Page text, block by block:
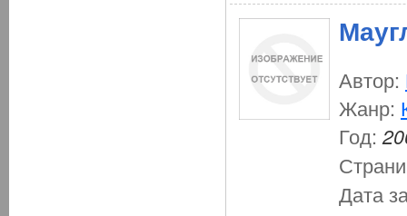
Автор:
Жанр:
Год:
Дата